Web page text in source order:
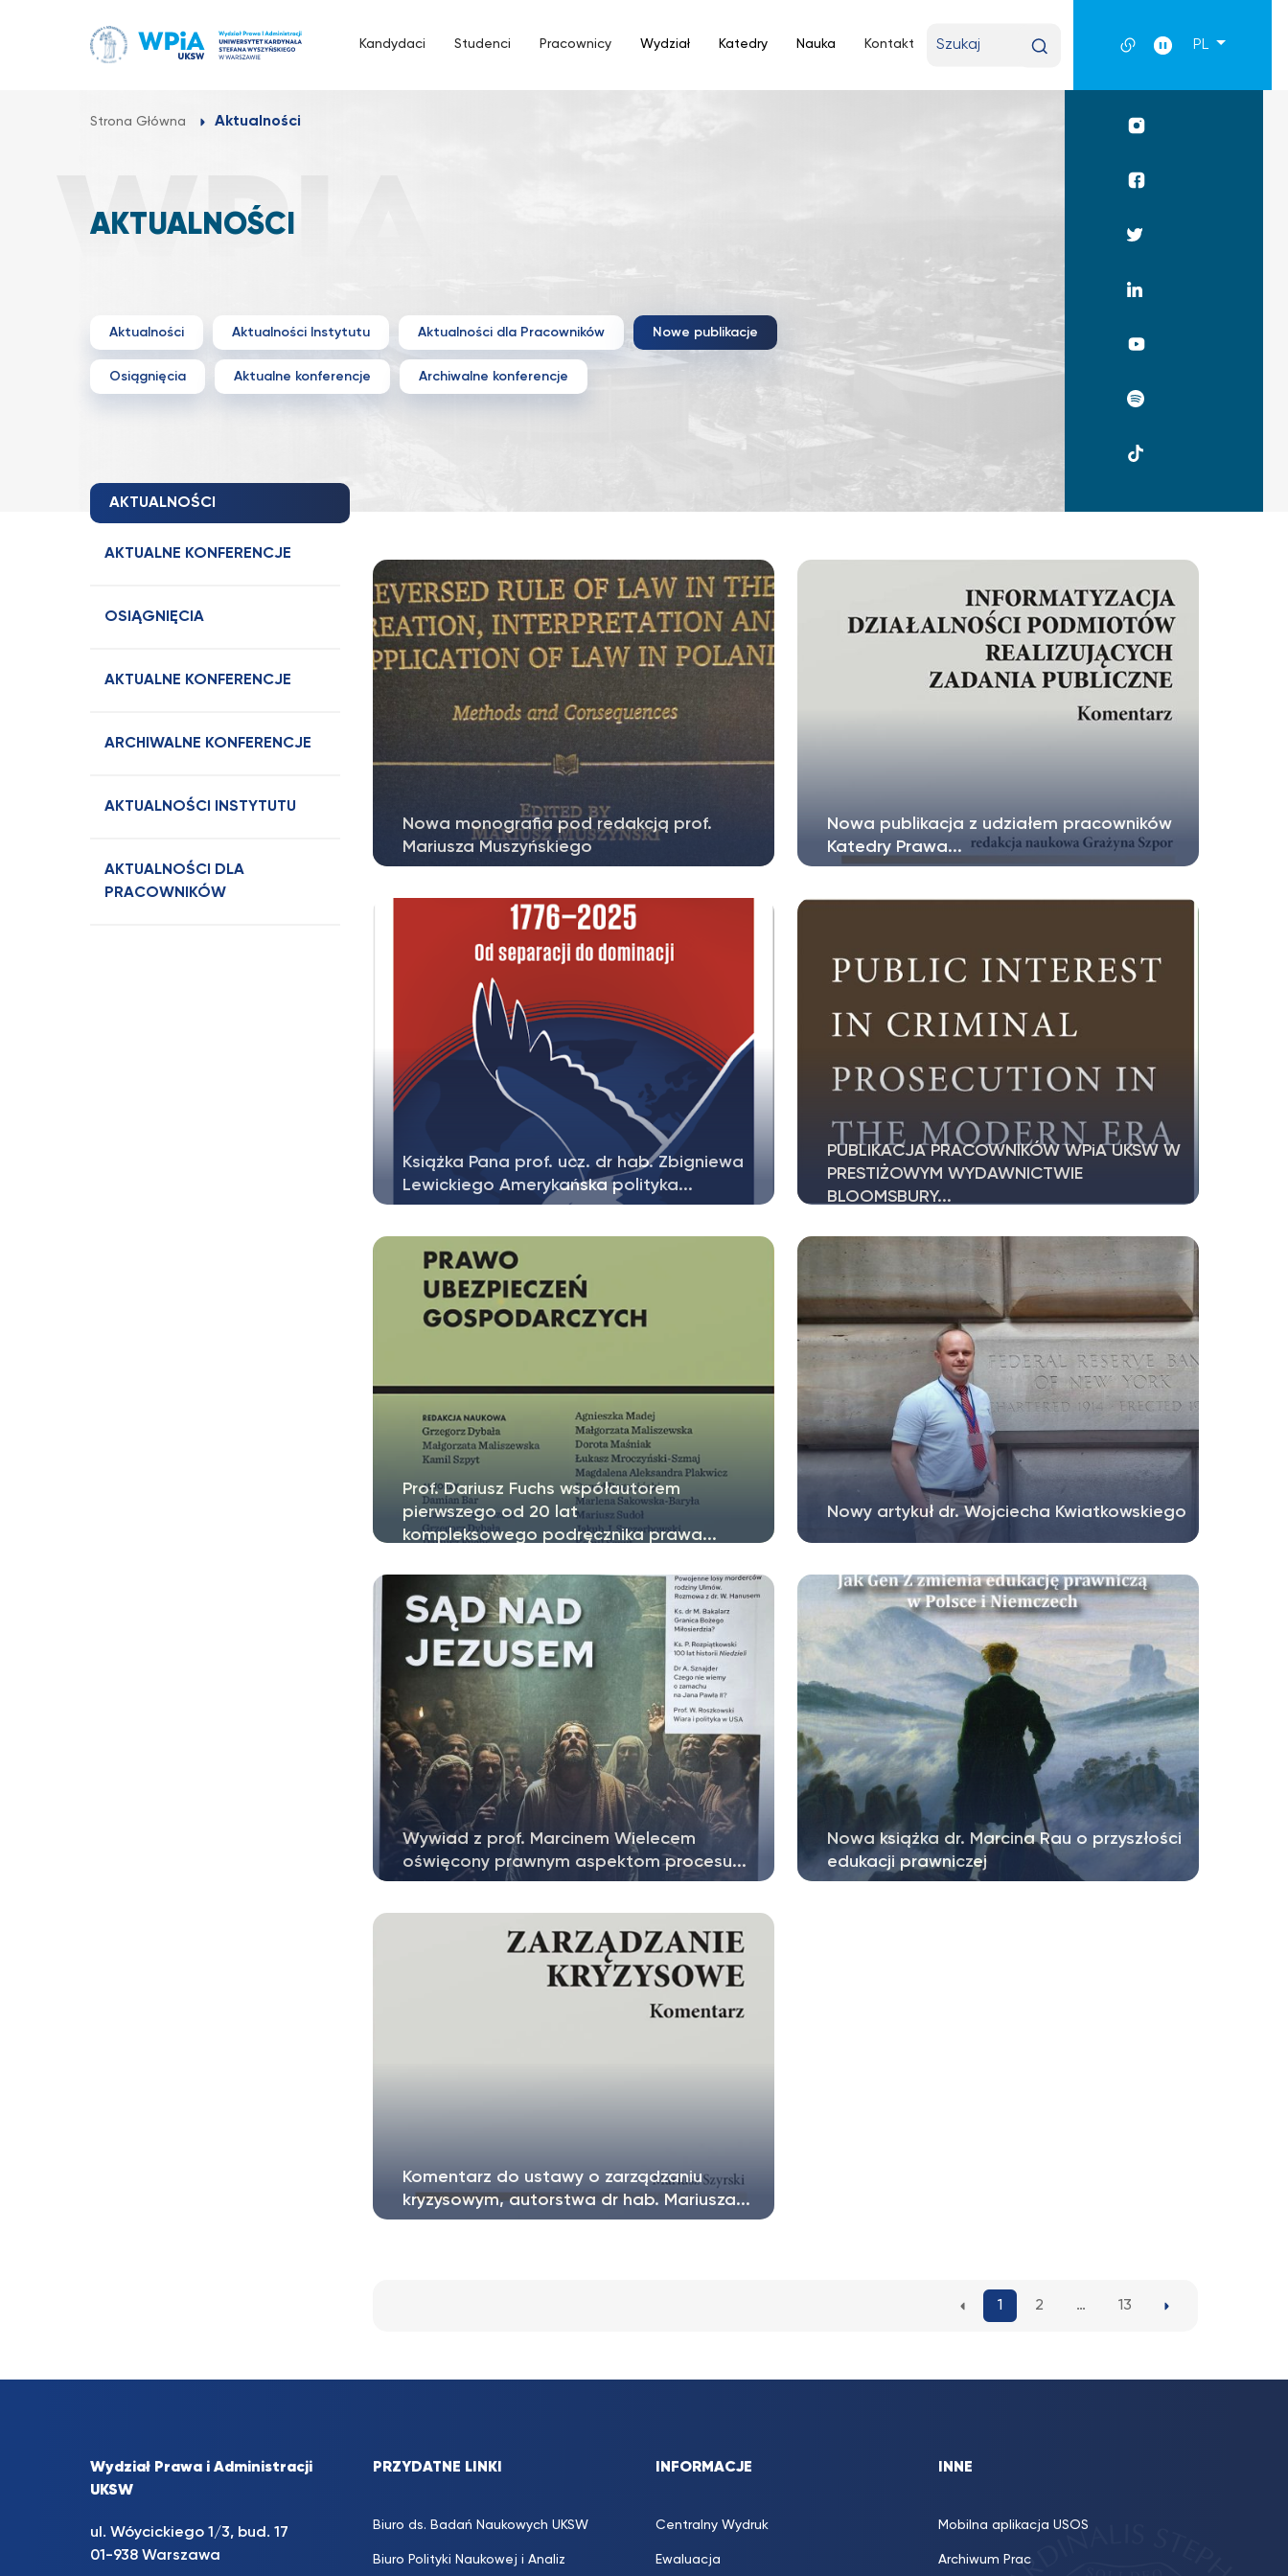
Kandydaci Studenci Pracownicy Wydział Katedry Nauka Kontakt
wyszukiwaną
PL
Strona Główna Aktualności
AKTUALNOŚCI
Aktualności Aktualności Instytutu Aktualności dla Pracowników Nowe publikacje
Osiągnięcia Aktualne konferencje Archiwalne konferencje
Profil
Profil
Profil
Profil
Linkedin
UKSW
UKSW
UKSW
AKTUALNOŚCI
AKTUALNE KONFERENCJE
OSIĄGNIĘCIA
AKTUALNE KONFERENCJE
ARCHIWALNE KONFERENCJE
AKTUALNOŚCI INSTYTUTU
AKTUALNOŚCI DLA
PRACOWNIKÓW
Nowa monografia pod redakcją prof.
Mariusza Muszyńskiego
Muszyńskiego, pracownika WPiA UKSW,...
Nowa publikacja z udziałem pracowników
Katedry Prawa...
Wolters Kluwer ukazał się Komentarz...
Książka Pana prof. ucz. dr hab. Zbigniewa
Lewickiego Amerykańska polityka...
Lewickiego Amerykańska polityka zagraniczna...
PUBLIKACJA PRACOWNIKÓW WPiA UKSW W
PRESTIŻOWYM WYDAWNICTWIE
BLOOMSBURY...
adiunkta w Katedrze Postępowania...
Prof. Dariusz Fuchs współautorem
pierwszego od 20 lat
kompleksowego podręcznika prawa...
Kluwer Polska ukazała się właśnie...
Nowy artykuł dr. Wojciecha Kwiatkowskiego
sterów w banku centralnym USA....
Wywiad z prof. Marcinem Wielecem
oświęcony prawnym aspektom procesu...
wracamy do pytań o prawdę, sprawiedliwość,...
Nowa książka dr. Marcina Rau o przyszłości
edukacji prawniczej
Komentarz do ustawy o zarządzaniu
kryzysowym, autorstwa dr hab. Mariusza...
1 2 … 13
Wydział Prawa i Administracji
UKSW
ul. Wóycickiego 1/3, bud. 17
01-938 Warszawa
PRZYDATNE LINKI
Biuro ds. Badań Naukowych UKSW
Biuro Polityki Naukowej i Analiz
INFORMACJE
Centralny Wydruk
Ewaluacja
INNE
Mobilna aplikacja USOS
Archiwum Prac